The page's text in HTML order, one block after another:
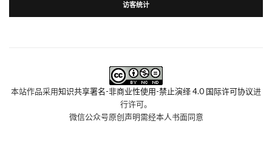
访客统计
本站作品采用知识共享署名-非商业性使用-禁止演绎 4.0 国际许可协议进
行许可。
微信公众号原创声明需经本人书面同意